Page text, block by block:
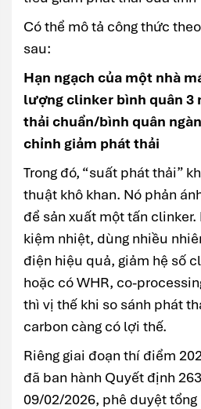
Có thể mô tả công thức
sau:
Hạn ngạch của một nhà
lượng clinker bình quân 3
thải chuẩn/bình quân
chỉnh giảm phát thải
Trong đó, “suất phát thải”
thuật khô khan. Nó phản
để sản xuất một tấn
kiệm nhiệt, dùng nhiều
điện hiệu quả, giảm hệ số
hoặc có WHR, co-
thì vị thế khi so sánh phát
carbon càng có lợi thế.
Riêng giai đoạn thí điểm
đã ban hành Quyết định
09/02/2026, phê duyệt